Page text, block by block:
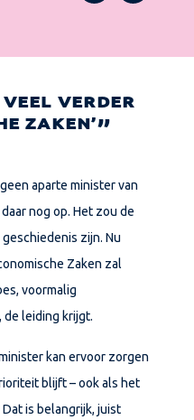
VERDER
ZAKEN’
aparte minister van
nog op. Het zou de
zijn. Nu
Zaken zal
voormalig
de leiding krijgt.
kan ervoor zorgen
blijft – ook als het
is belangrijk, juist